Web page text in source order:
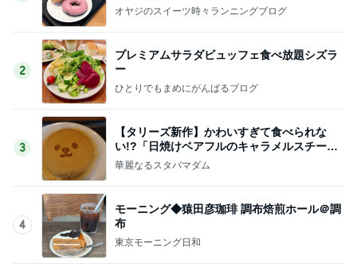
オヤジのスイーツ時々ランニングブログ
2
プレミアムサラダビュッフェ食べ放題シズラ
ー
ひとりでもまめにがんばるブログ
3
【タリーズ新作】かわいすぎて食べられな
い!?「日焼けベアフルのキャラメルスチーム
ケーキ」を実食
華麗なるスタバマダム
4
モーニング◆猿田彦珈琲 調布焙煎ホール＠調
布
東京モーニング日和